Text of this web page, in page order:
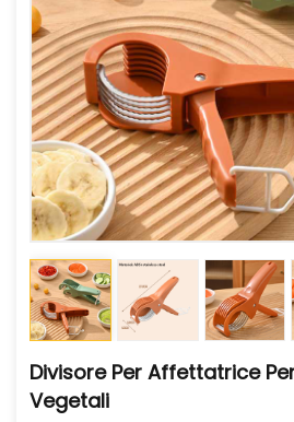
Divisore Per Affettatrice
Vegetali